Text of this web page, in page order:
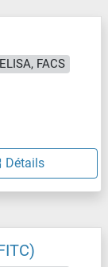
FACS
Détails